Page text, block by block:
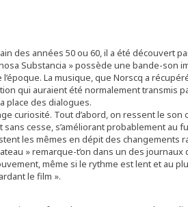
des années 50 ou 60, il a été découvert
Substancia » possède une bande-son
La musique, que Norscq a
qui auraient été normalement transmis
place des dialogues.
curiosité. Tout d’abord, on ressent le
cesse, s’améliorant probablement
les mêmes en dépit des changements
» remarque-t’on dans un des
même si le rythme est lent et au
le film ».